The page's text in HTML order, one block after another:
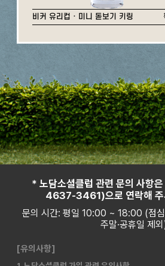
비커 유리컵 · 미니 돋보기 키링
* 노담소셜클럽 관련 문의 사항
4637-3461)으로 연락해 주
문의 시간: 평일 10:00 ~ 18:00 (점
주말·공휴일 제
[유의사항]